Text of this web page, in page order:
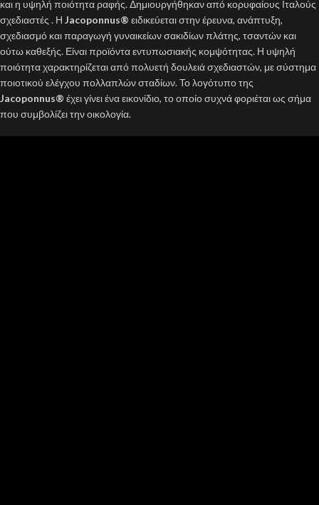
και η υψηλή ποιότητα ραφής. Δημιουργήθηκαν από κορυφαίους Ιταλούς
σχεδιαστές . Η Jacoponnus® ειδικεύεται στην έρευνα, ανάπτυξη,
σχεδιασμό και παραγωγή γυναικείων σακιδίων πλάτης, τσαντών και
ούτω καθεξής. Είναι προϊόντα εντυπωσιακής κομψότητας. Η υψηλή
ποιότητα χαρακτηρίζεται από πολυετή δουλειά σχεδιαστών, με σύστημα
ποιοτικού ελέγχου πολλαπλών σταδίων. Το λογότυπο της
Jacoponnus® έχει γίνει ένα εικονίδιο, το οποίο συχνά φοριέται ως σήμα
που συμβολίζει την οικολογία.